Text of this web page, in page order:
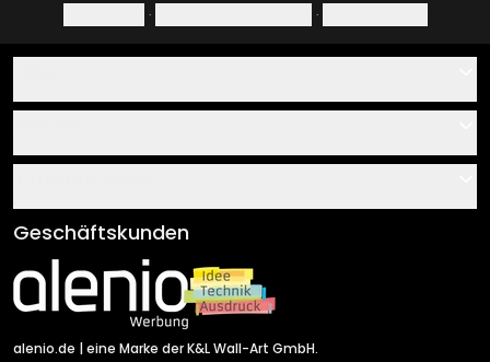
· ·
Über uns
Klebe- und Montageanleitungen
Newsletter An-/Abmeldung
Sendungsverfolgung
AGB
Impressum
Versand & Zahlung
Rücksendung
Geschäftskunden
alenio.de | eine Marke der K&L Wall-Art GmbH.